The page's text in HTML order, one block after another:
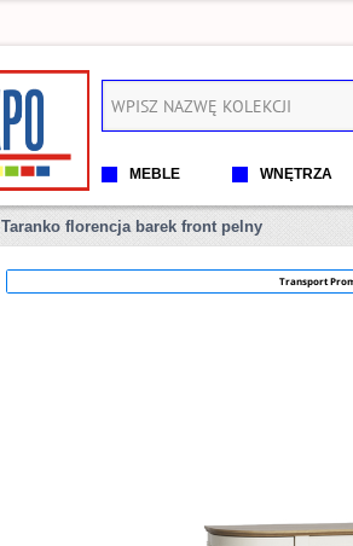
MEBLE WNĘTRZA
Taranko florencja barek front pelny
Transport